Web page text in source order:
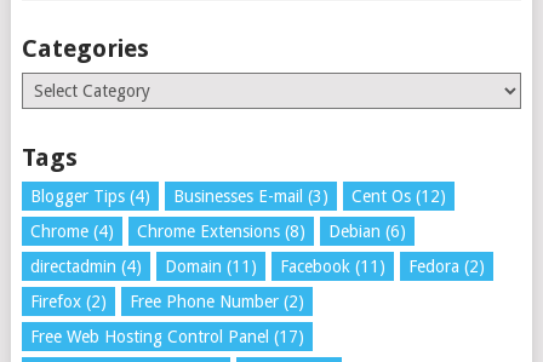
Categories
Categories
Tags
Blogger Tips(4) Businesses E-mail (3) Cent Os(12)
Chrome(4) Chrome Extensions(8) Debian (6)
directadmin (4) Domain (11) Facebook (11) Fedora (2)
Firefox(2) Free Phone Number(2)
Free Web Hosting Control Panel (17)